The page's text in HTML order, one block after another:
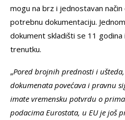
mogu na brz i jednostavan
potrebnu dokumentaciju.
dokument skladišti se 11
trenutku.
„Pored brojnih prednosti i
dokumenata povećava i pravnu
imate vremensku potvrdu o
podacima Eurostata, u EU je još